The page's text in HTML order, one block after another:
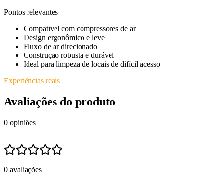
Pontos relevantes
Compatível com compressores de ar
Design ergonômico e leve
Fluxo de ar direcionado
Construção robusta e durável
Ideal para limpeza de locais de difícil acesso
Experiências reais
Avaliações do produto
0 opiniões
—
0 avaliações